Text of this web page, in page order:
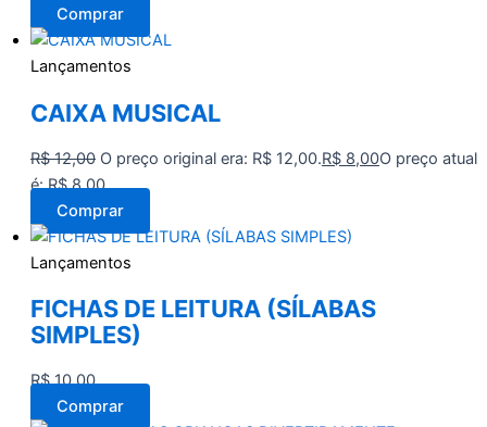
Comprar
Lançamentos
CAIXA MUSICAL
R$12,00 O preço original era: R$ 12,00.R$ 8,00O preço atual
é: R$ 8,00.
Comprar
Lançamentos
FICHAS DE LEITURA (SÍLABAS
SIMPLES)
R$10,00
Comprar